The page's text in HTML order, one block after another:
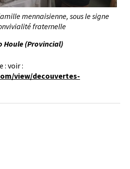
mennaisienne, sous le signe
fraternelle
Houle (Provincial)
: voir :
view/decouvertes-